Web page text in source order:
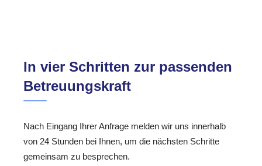
In vier Schritten zur passenden
Betreuungskraft
Nach Eingang Ihrer Anfrage melden wir uns innerhalb
von 24 Stunden bei Ihnen, um die nächsten Schritte
gemeinsam zu besprechen.